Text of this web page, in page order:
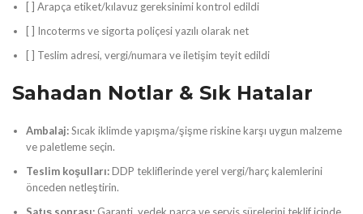
[ ] Arapça etiket/kılavuz gereksinimi kontrol edildi
[ ] Incoterms ve sigorta poliçesi yazılı olarak net
[ ] Teslim adresi, vergi/numara ve iletişim teyit edildi
Sahadan Notlar & Sık Hatalar
Ambalaj:Sıcak iklimde yapışma/şişme riskine karşı uygun malzeme
ve paletleme seçin.
Teslim koşulları:DDP tekliflerinde yerel vergi/harç kalemlerini
önceden netleştirin.